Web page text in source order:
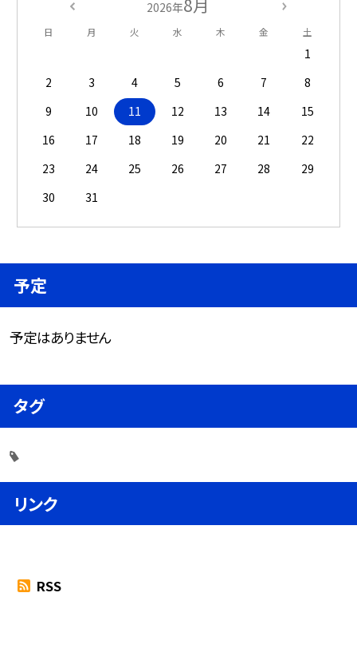
2026年8月
日 月 火 水 木 金 土
1
2
3 4 5 6 7
8
9
10 11 12 13 14
15
16
17 18 19 20 21
22
23
24 25 26 27 28
29
30
31
予定
予定はありません
タグ
リンク
RSS